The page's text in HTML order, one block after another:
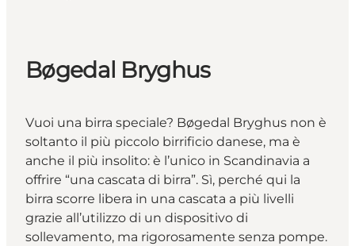
Bøgedal Bryghus
Vuoi una birra speciale? Bøgedal Bryghus non è
soltanto il più piccolo birrificio danese, ma è
anche il più insolito: è l’unico in Scandinavia a
offrire “una cascata di birra”. Sì, perché qui la
birra scorre libera in una cascata a più livelli
grazie all’utilizzo di un dispositivo di
sollevamento, ma rigorosamente senza pompe.